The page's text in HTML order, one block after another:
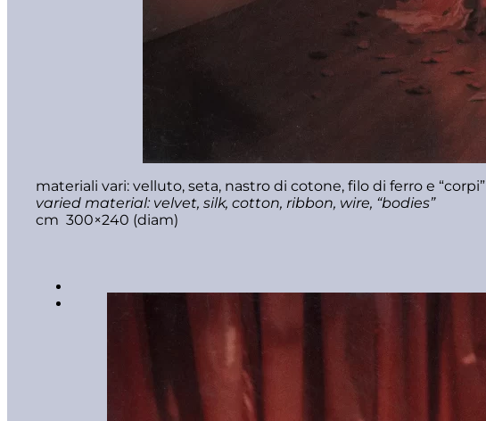
materiali vari: velluto, seta, nastro di cotone, filo di ferro e “corpi”
varied material: velvet, silk, cotton, ribbon, wire, “bodies”
cm 300×240 (diam)